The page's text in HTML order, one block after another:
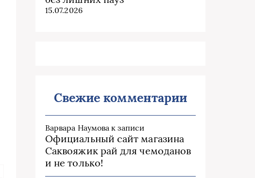
15.07.2026
Свежие комментарии
Варвара Наумова к записи
Официальный сайт магазина
Саквояжик рай для чемоданов
и не только!